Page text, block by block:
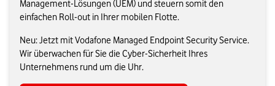
Management-Lösungen (UEM) und steuern somit den
einfachen Roll-out in Ihrer mobilen Flotte.
Neu: Jetzt mit Vodafone Managed Endpoint Security Service.
Wir überwachen für Sie die Cyber-Sicherheit Ihres
Unternehmens rund um die Uhr.